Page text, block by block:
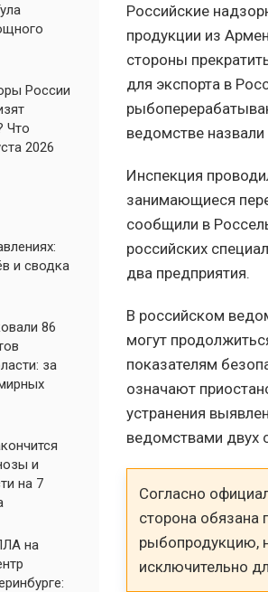
России
Что
2026
и сводка
86
за
и
на 7
на
Российские
продукции из
стороны
для экспорта в
ведомстве
Инспекция
занимающиеся
сообщили в
российских
два предприятия.
В российском
могут
показателям
означают
устранения
ведомствами двух
Согласно
сторона обязана
рыбопродукцию,
исключительно